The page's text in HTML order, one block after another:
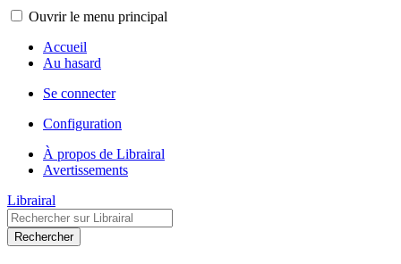
Ouvrir le menu principal
Accueil
Au hasard
Se connecter
Configuration
À propos de Librairal
Avertissements
Librairal
Rechercher